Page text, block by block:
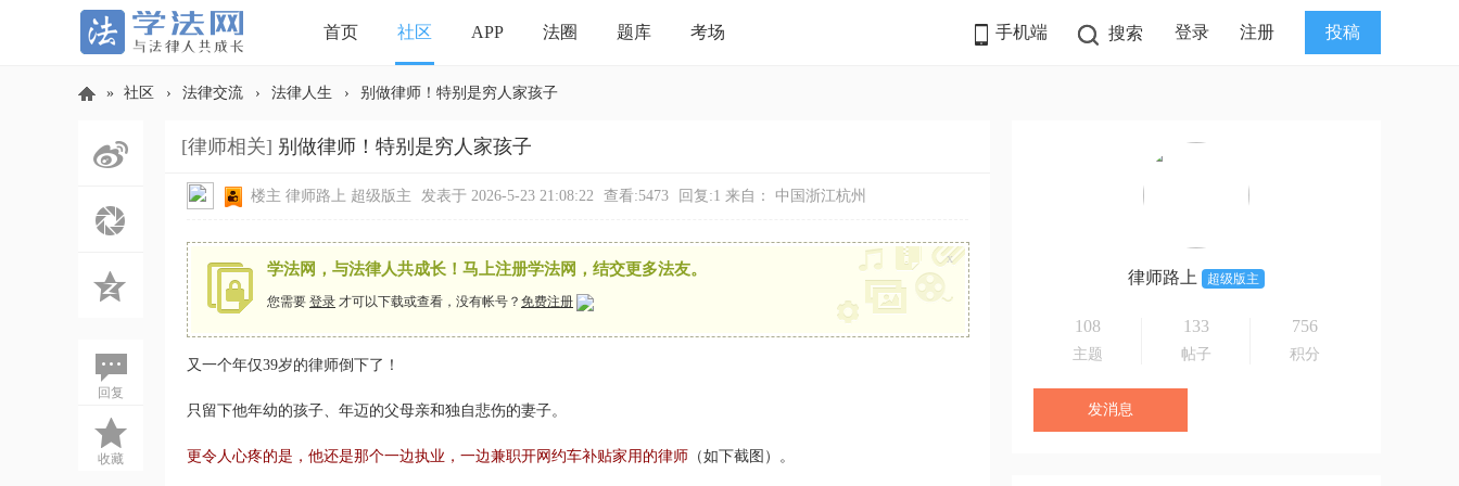
首页 社区 APP 法圈 题库 考场 手机端 搜索 登录 注册 投稿
» 社区 › 法律交流 › 法律人生 › 别做律师！特别是穷人家孩子
回复
收藏
[律师相关] 别做律师！特别是穷人家孩子
楼主 律师路上 超级版主 发表于 2026-5-23 21:08:22 查看:5473 回复:1 来自： 中国浙江杭州
学法网，与法律人共成长！马上注册学法网，结交更多法友。
您需要 登录 才可以下载或查看，没有帐号？ 免费注册
x
又一个年仅39岁的律师倒下了！
只留下他年幼的孩子、年迈的父母亲和独自悲伤的妻子。
更令人心疼的是，他还是那个一边执业，一边兼职开网约车补贴家用的律师 （如下截图）。
律师路上 超级版主
108
主题
133
帖子
756
积分
发消息